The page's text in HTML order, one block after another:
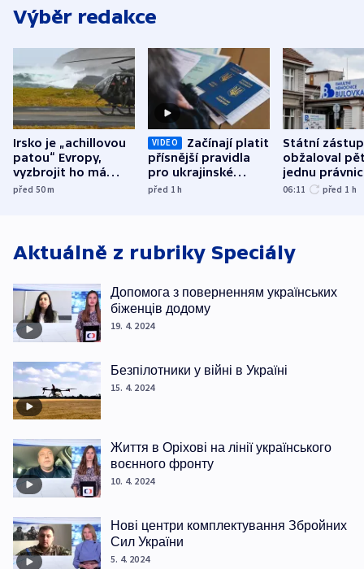
Výběr redakce
Irsko je „achillovou
patou“ Evropy,
vyzbrojit ho má
Francie
před 50m
VIDEO
Začínají platit
přísnější pravidla
pro ukrajinské
uprchlíky
před 1h
Státní
obžaloval
jednu
osobu v
06:11 před 1 h
Aktuálně z rubriky Speciály
Допомога з поверненням українських
біженців додому
19. 4. 2024
Безпілотники у війні в Україні
15. 4. 2024
Життя в Оріхові на лінії українського
воєнного фронту
10. 4. 2024
Нові центри комплектування Збройних
Сил України
5. 4. 2024